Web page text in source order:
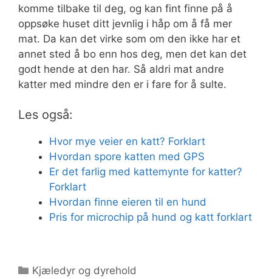
komme tilbake til deg, og kan fint finne på å
oppsøke huset ditt jevnlig i håp om å få mer
mat. Da kan det virke som om den ikke har et
annet sted å bo enn hos deg, men det kan det
godt hende at den har. Så aldri mat andre
katter med mindre den er i fare for å sulte.
Les også:
Hvor mye veier en katt? Forklart
Hvordan spore katten med GPS
Er det farlig med kattemynte for katter?
Forklart
Hvordan finne eieren til en hund
Pris for microchip på hund og katt forklart
Kategorier
Kjæledyr og dyrehold